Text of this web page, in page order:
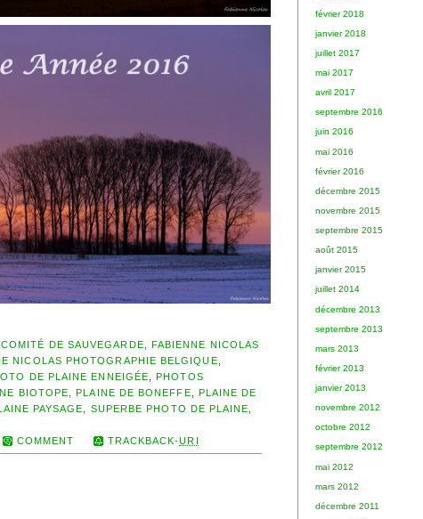
février 2018
janvier 2018
juillet 2017
mai 2017
avril 2017
septembre 2016
juin 2016
mai 2016
février 2016
décembre 2015
novembre 2015
septembre 2015
août 2015
janvier 2015
juillet 2014
décembre 2013
septembre 2013
mars 2013
février 2013
janvier 2013
novembre 2012
octobre 2012
septembre 2012
mai 2012
mars 2012
décembre 2011
COMITÉ DE SAUVEGARDE
FABIENNE NICOLAS
NICOLAS PHOTOGRAPHIE BELGIQUE
DE PLAINE ENNEIGÉE ,PHOTOS
BIOTOPE ,PLAINE DE BONEFFE
PLAINE DE
PAYSAGE SUPERBE PHOTO DE PLAINE
COMMENT TRACKBACK-URI